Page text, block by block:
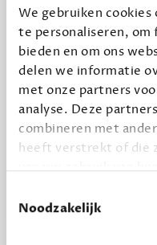
We gebruiken
te personaliseren, om
bieden en om ons
delen we informatie
met onze partners
analyse. Deze
combineren met
heeft verstrekt of die
grondslag gebeurt, en
wordt verwerkt.
Noodzakelijk
Alles van Dewey Free
Word een
kijken of het zou